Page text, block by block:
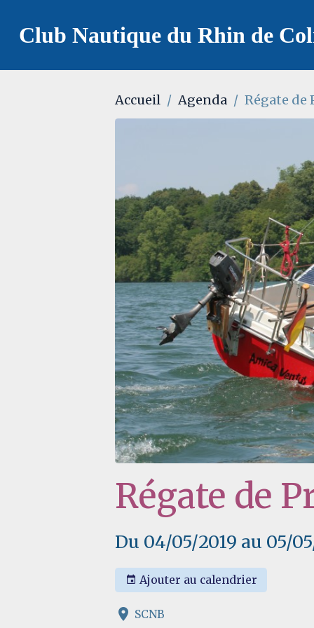
Club Nautique du Rhin de
Accueil Agenda Régate de
Régate de
Du 04/05/2019 au 05/
Ajouter au calendrier
SCNB